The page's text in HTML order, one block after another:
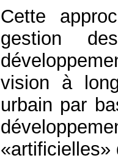
Cette
gestion
vision à
urbain par
«artificielles»